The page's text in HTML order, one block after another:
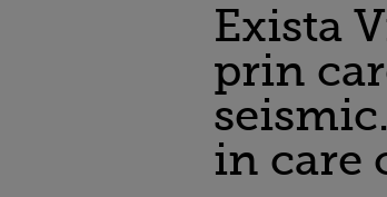
Exista
prin
in care